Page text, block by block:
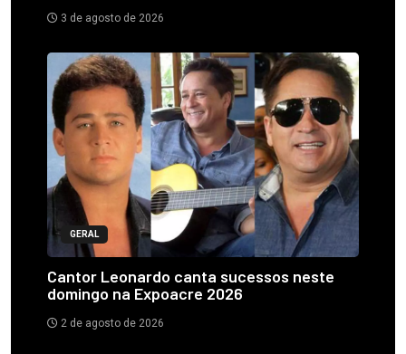
3 de agosto de 2026
GERAL
Cantor Leonardo canta sucessos neste
domingo na Expoacre 2026
2 de agosto de 2026